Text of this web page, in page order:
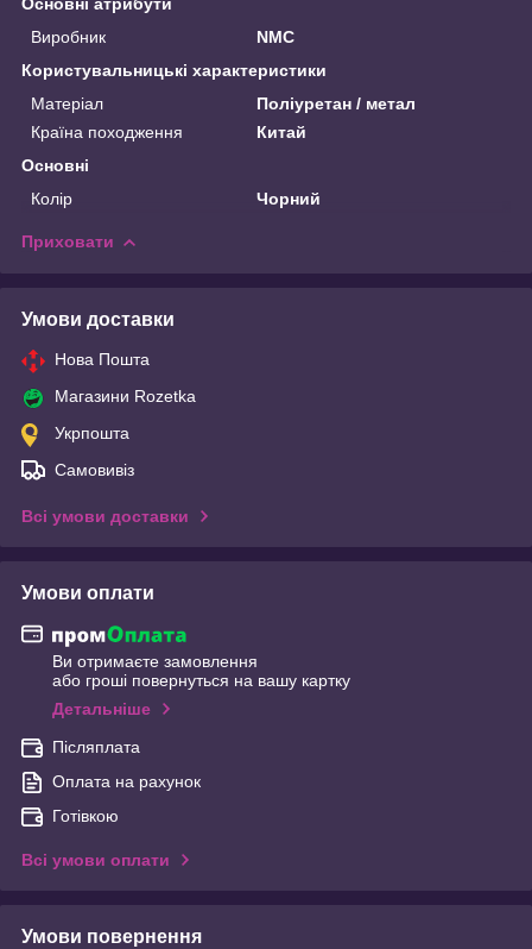
Виробник
NMC
Користувальницькі характеристики
Матеріал
Поліуретан / метал
Країна походження
Китай
Основні
Колір
Чорний
Приховати
Умови доставки
Нова Пошта
Магазини Rozetka
Укрпошта
Самовивіз
Всі умови доставки
Умови оплати
Ви отримаєте замовлення
або гроші повернуться на вашу картку
Детальніше
Післяплата
Оплата на рахунок
Готівкою
Всі умови оплати
Умови повернення